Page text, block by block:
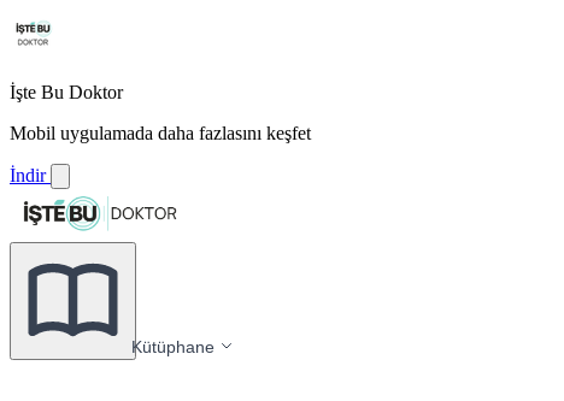
İşte Bu Doktor
Mobil uygulamada daha fazlasını keşfet
İndir
Kütüphane